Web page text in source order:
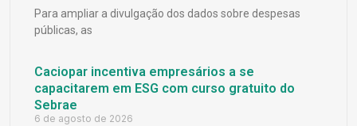
Para ampliar a divulgação dos dados sobre despesas
públicas, as
Caciopar incentiva empresários a se
capacitarem em ESG com curso gratuito do
Sebrae
6 de agosto de 2026